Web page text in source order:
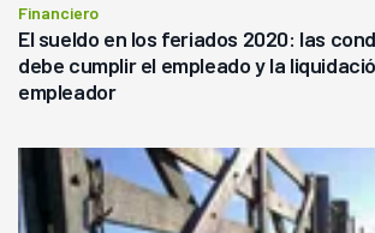
Financiero
El sueldo en los feriados 2020: las
debe cumplir el empleado y la
empleador